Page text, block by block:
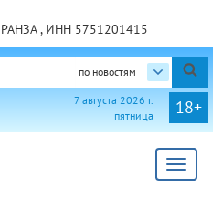
, ИНН 5751201415
по новостям
18+
7 августа 2026 г.
пятница
Toggle